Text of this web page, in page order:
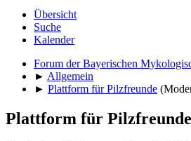
Übersicht
Suche
Kalender
Forum der Bayerischen
► Allgemein
► Plattform für Pilzfreunde
Plattform für Pilzfreunde